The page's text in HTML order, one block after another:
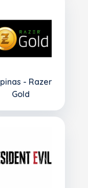
- Razer
Gold